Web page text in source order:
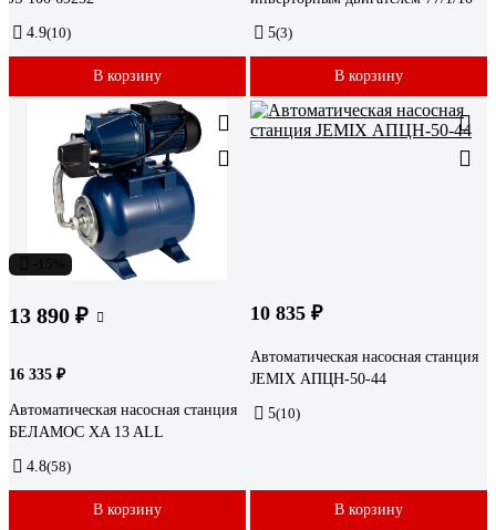
4.9(10)
В корзину
5(3)
В корзину
13 890 ₽
16 335 ₽
Автоматическая насосная станция
БЕЛАМОС XA 13 ALL
4.8(58)
В корзину
10 835 ₽
Автоматическая насосная станция
JEMIX АПЦН-50-44
5(10)
В корзину